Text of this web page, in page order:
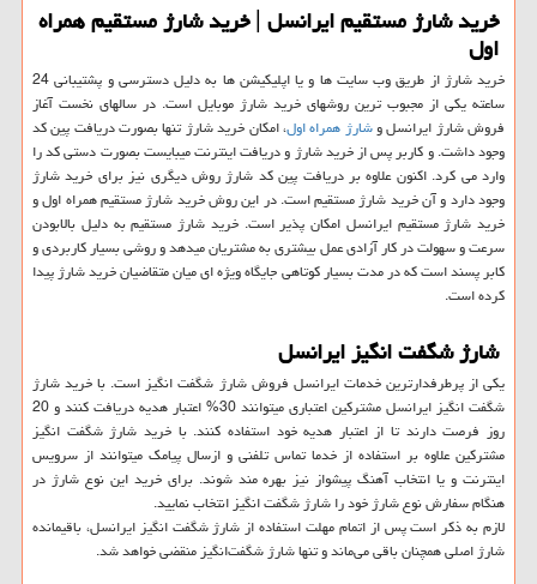
خرید شارژ مستقیم ایرانسل | خرید شارژ مستقیم همراه
اول
خرید شارژ از طریق وب سایت ها و یا اپلیکیشن ها به دلیل دسترسی و پشتیبانی 24
ساعته یکی از مجبوب ترین روشهای خرید شارژ موبایل است. در سالهای نخست آغاز
فروش شارژ ایرانسل وشارژ همراه اول، امکان خرید شارژ تنها بصورت دریافت پین کد
وجود داشت. و کاربر پس از خرید شارژ و دریافت اینترنت میبایست بصورت دستی کد را
وارد می کرد. اکنون علاوه بر دریافت پین کد شارژ روش دیگری نیز برای خرید شارژ
وجود دارد و آن خرید شارژ مستقیم است. در این روش خرید شارژ مستقیم همراه اول و
خرید شارژ مستقیم ایرانسل امکان پذیر است. خرید شارژ مستقیم به دلیل بالابودن
سرعت و سهولت در کار آزادی عمل بیشتری به مشتریان میدهد و روشی بسیار کاربردی و
کابر پسند است که در مدت بسیار کوتاهی جایگاه ویژه ای میان متقاضیان خرید شارژ پیدا
کرده است.
شارژ شگفت انگيز ايرانسل
یکی از پرطرفدارترین خدمات ایرانسل فروش شارژ شگفت انگیز است. با خرید شارژ
شگفت انگیز ایرانسل مشترکین اعتباری میتوانند 30% اعتبار هدیه دریافت کنند و 20
روز فرصت دارند تا از اعتبار هدیه خود استفاده کنند. با خرید شارژ شگفت انگیز
مشترکین علاوه بر استفاده از خدما تماس تلفنی و ازسال پیامک میتوانند از سرویس
اینترنت و یا انتخاب آهنگ پیشواز نیز بهره مند شوند. برای خرید این نوع شارژ در
هنگام سفارش نوع شارژ خود را شارژ شگفت انگیز انتخاب نمایید.
لازم به ذکر است پس از اتمام مهلت استفاده از شارژ شگفت انگیز ایرانسل، باقیمانده
شارژ اصلی همچنان باقی می‌ماند و تنها شارژ شگفت‌انگیز منقضی خواهد شد.